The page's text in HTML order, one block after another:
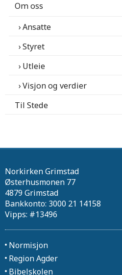
Om oss
Ansatte
Styret
Utleie
Visjon og verdier
Til Stede
Norkirken Grimstad
Østerhusmonen 77
4879 Grimstad
Bankkonto: 3000 21 14158
Vipps: #13496
Normisjon
Region Agder
Bibelskolen